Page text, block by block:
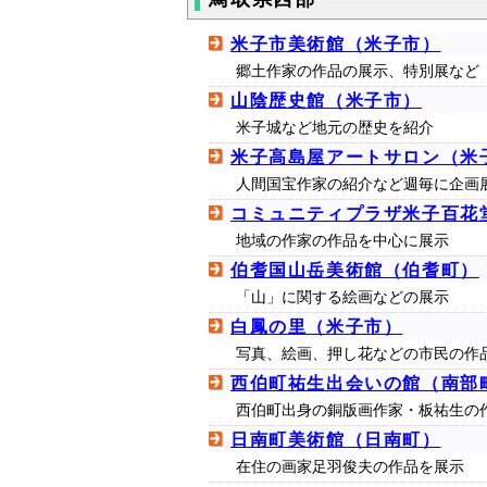
米子市美術館（米子市）
郷土作家の作品の展示、特別展など
山陰歴史館（米子市）
米子城など地元の歴史を紹介
米子高島屋アートサロン（米
人間国宝作家の紹介など週毎に企画
コミュニティプラザ米子百花
地域の作家の作品を中心に展示
伯耆国山岳美術館（伯耆町）
「山」に関する絵画などの展示
白鳳の里（米子市）
写真、絵画、押し花などの市民の作
西伯町祐生出会いの館（南部
西伯町出身の銅版画作家・板祐生の
日南町美術館（日南町）
在住の画家足羽俊夫の作品を展示